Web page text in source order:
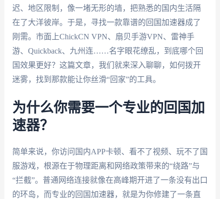
迟、地区限制，像一堵无形的墙，把熟悉的国内生活隔
在了大洋彼岸。于是，寻找一款靠谱的回国加速器成了
刚需。市面上ChickCN VPN、扇贝手游VPN、雷神手
游、Quickback、九州连……名字眼花缭乱，到底哪个回
国效果更好？这篇文章，我们就来深入聊聊，如何拨开
迷雾，找到那款能让你丝滑“回家”的工具。
为什么你需要一个专业的回国加
速器？
简单来说，你访问国内APP卡顿、看不了视频、玩不了国
服游戏，根源在于物理距离和网络政策带来的“绕路”与
“拦截”。普通网络连接就像在高峰期开进了一条没有出口
的环岛，而专业的回国加速器，就是为你修建了一条直